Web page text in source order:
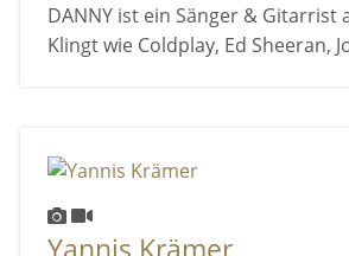
DANNY ist ein Sänger & Gitarrist
Klingt wie Coldplay, Ed Sheeran,